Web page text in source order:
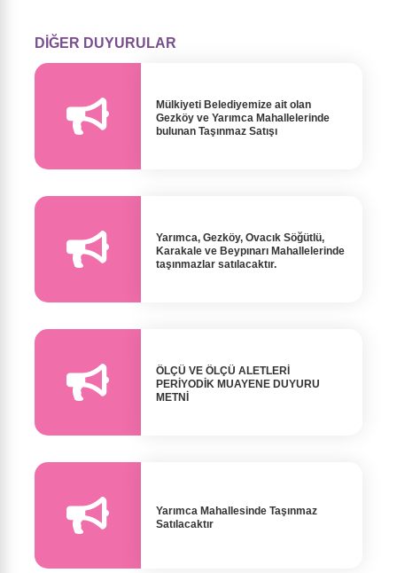
DİĞER DUYURULAR
Mülkiyeti Belediyemize ait olan
Gezköy ve Yarımca Mahallelerinde
bulunan Taşınmaz Satışı
Yarımca, Gezköy, Ovacık Söğütlü,
Karakale ve Beypınarı Mahallelerinde
taşınmazlar satılacaktır.
ÖLÇÜ VE ÖLÇÜ ALETLERİ
PERİYODİK MUAYENE DUYURU
METNİ
Yarımca Mahallesinde Taşınmaz
Satılacaktır